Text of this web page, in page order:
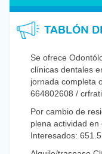
TABLÓN
Se ofrece
clínicas dentales
jornada completa
664802608 /
Por cambio de
plena actividad en
Interesados: